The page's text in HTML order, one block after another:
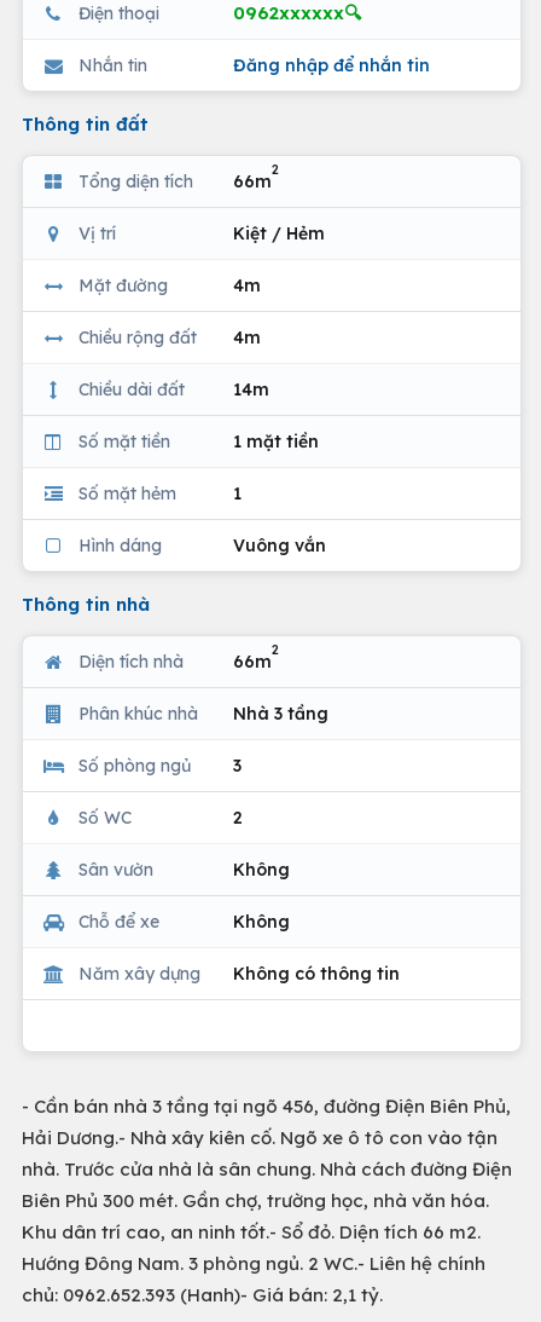
Điện thoại 0962xxxxxx🔍
Nhắn tin Đăng nhập để nhắn tin
Thông tin đất
Tổng diện tích 66m
2
Vị trí Kiệt / Hẻm
Mặt đường 4m
Chiều rộng đất 4m
Chiều dài đất 14m
Số mặt tiền 1 mặt tiền
Số mặt hẻm 1
Hình dáng Vuông vắn
Thông tin nhà
Diện tích nhà 66m
2
Phân khúc nhà Nhà 3 tầng
Số phòng ngủ 3
Số WC 2
Sân vườn Không
Chỗ để xe Không
Năm xây dựng Không có thông tin
- Cần bán nhà 3 tầng tại ngõ 456, đường Điện Biên Phủ,
Hải Dương.- Nhà xây kiên cố. Ngõ xe ô tô con vào tận
nhà. Trước cửa nhà là sân chung. Nhà cách đường Điện
Biên Phủ 300 mét. Gần chợ, trường học, nhà văn hóa.
Khu dân trí cao, an ninh tốt.- Sổ đỏ. Diện tích 66 m2.
Hướng Đông Nam. 3 phòng ngủ. 2 WC.- Liên hệ chính
chủ: 0962.652.393 (Hanh)- Giá bán: 2,1 tỷ.